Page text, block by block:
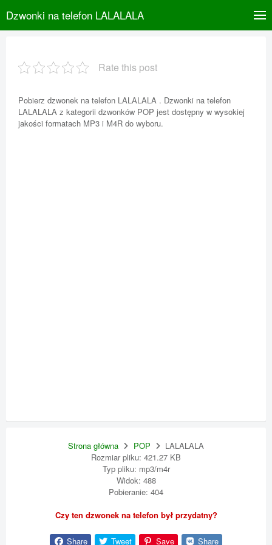
Dzwonki na telefon LALALALA
Rate this post
Pobierz dzwonek na telefon LALALALA . Dzwonki na telefon
LALALALA z kategorii dzwonków POP jest dostępny w wysokiej
jakości formatach MP3 i M4R do wyboru.
Strona główna POP
LALALALA
Rozmiar pliku: 421.27 KB
Typ pliku: mp3/m4r
Widok: 488
Pobieranie: 404
Czy ten dzwonek na telefon był przydatny?
Share Tweet Save Share